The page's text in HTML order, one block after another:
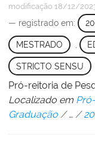
modificação 18/12/
— registrado em:
MESTRADO
STRICTO SENSU
Pró-reitoria de
Localizado em
Graduação /… /